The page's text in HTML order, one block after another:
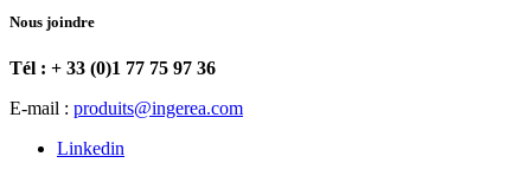
Nous joindre
Tél : + 33 (0)1 77 75 97 36
E-mail : produits@ingerea.com
Linkedin